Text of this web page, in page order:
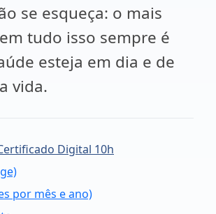
se esqueça: o mais
tudo isso sempre é
esteja em dia e de
vida.
Digital 10h
por mês e ano)